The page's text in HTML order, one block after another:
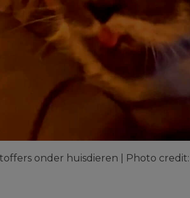
onder huisdieren | Photo